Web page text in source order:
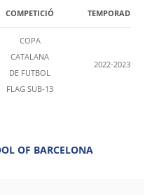
COMPETICIÓ TEMPORADA
COPA
CATALANA
DE FUTBOL
FLAG SUB-13
2022-2023
OF BARCELONA